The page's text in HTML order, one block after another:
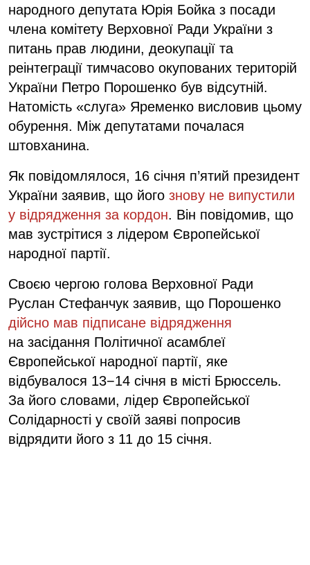
народного депутата Юрія Бойка з посади
члена комітету Верховної Ради України з
питань прав людини, деокупації та
реінтеграції тимчасово окупованих територій
України Петро Порошенко був відсутній.
Натомість «слуга» Яременко висловив цьому
обурення. Між депутатами почалася
штовханина.
Як повідомлялося, 16 січня п’ятий президент
України заявив, що його знову не випустили
у відрядження за кордон. Він повідомив, що
мав зустрітися з лідером Європейської
народної партії.
Своєю чергою голова Верховної Ради
Руслан Стефанчук заявив, що Порошенко
дійсно мав підписане відрядження
на засідання Політичної асамблеї
Європейської народної партії, яке
відбувалося 13−14 січня в місті Брюссель.
За його словами, лідер Європейської
Солідарності у своїй заяві попросив
відрядити його з 11 до 15 січня.